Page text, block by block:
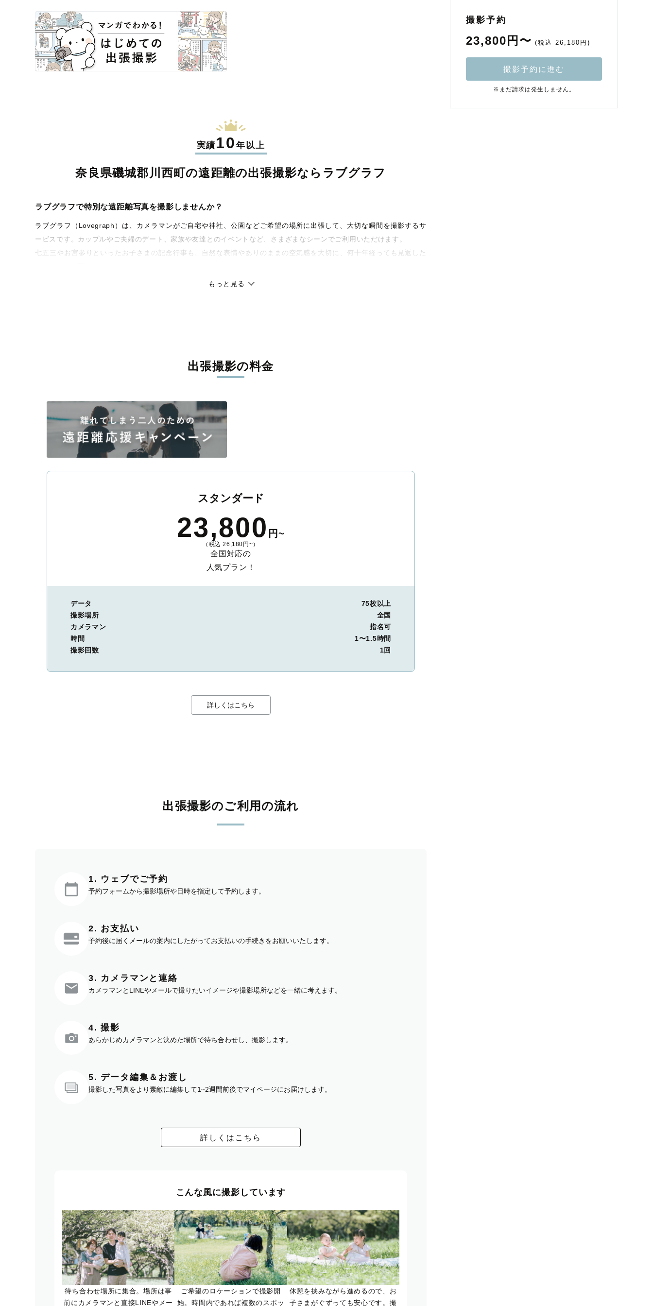
実績10年以上
奈良県磯城郡川西町の遠距離の出張撮影なら ラブグラフ
ラブグラフで特別な遠距離写真を撮影しませんか？
ラブグラフ（Lovegraph）は、カメラマンがご自宅や神社、公園などご希望の場所に出張して、大切な瞬間を撮影するサ
ービスです。カップルやご夫婦のデート、家族や友達とのイベントなど、さまざまなシーンでご利用いただけます。
七五三やお宮参りといったお子さまの記念行事も、自然な表情やありのままの空気感を大切に、何十年経っても見返した
撮影後は、独自の編集技術で写真の明るさや色合いを丁寧に調整。自然な雰囲気を残しつつも、おしゃれで洗練された仕
もっと見る
出張撮影の料金
スタンダード
23,800 円~
（税込 26,180円~）
全国対応の
人気プラン！
データ
75枚以上
撮影場所
全国
カメラマン
指名可
時間
1〜1.5時間
撮影回数
1回
詳しくはこちら
出張撮影のご利用の流れ
1. ウェブでご予約
予約フォームから撮影場所や日時を指定して予約します。
2. お支払い
予約後に届くメールの案内にしたがってお支払いの手続きをお願いいたします。
3. カメラマンと連絡
カメラマンとLINEやメールで撮りたいイメージや撮影場所などを一緒に考えます。
4. 撮影
あらかじめカメラマンと決めた場所で待ち合わせし、撮影します。
5. データ編集＆お渡し
撮影した写真をより素敵に編集して1~2週間前後でマイページにお届けします。
詳しくはこちら
こんな風に撮影しています
待ち合わせ場所に集合。場所は事
前にカメラマンと直接LINEやメー
ご希望のロケーションで撮影開
始。時間内であれば複数のスポッ
休憩を挟みながら進めるので、お
子さまがぐずっても安心です。撮
撮影予約
23,800円〜 (税込 26,180円)
撮影予約に進む
※まだ請求は発生しません。